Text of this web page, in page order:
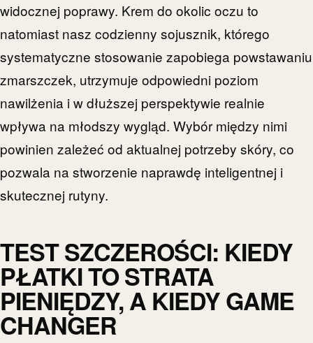
widocznej poprawy. Krem do okolic oczu to
natomiast nasz codzienny sojusznik, którego
systematyczne stosowanie zapobiega powstawaniu
zmarszczek, utrzymuje odpowiedni poziom
nawilżenia i w dłuższej perspektywie realnie
wpływa na młodszy wygląd. Wybór między nimi
powinien zależeć od aktualnej potrzeby skóry, co
pozwala na stworzenie naprawdę inteligentnej i
skutecznej rutyny.
TEST SZCZEROŚCI: KIEDY
PŁATKI TO STRATA
PIENIĘDZY, A KIEDY GAME
CHANGER